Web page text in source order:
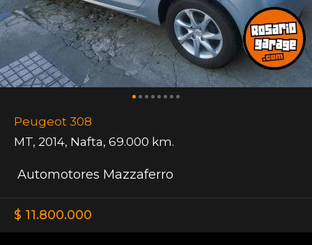
Peugeot 308
MT, 2014, Nafta, 69.000 km.
Automotores Mazzaferro
$ 11.800.000